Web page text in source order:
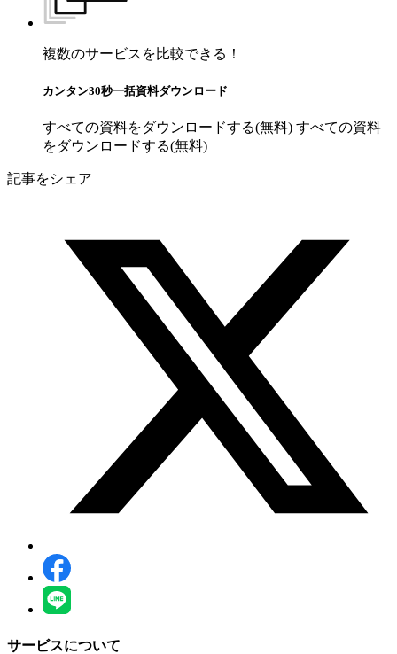
複数のサービスを比較できる！
カンタン30秒一括資料ダウンロード
すべての資料をダウンロードする(無料) すべての資料
をダウンロードする(無料)
記事をシェア
サービスについて